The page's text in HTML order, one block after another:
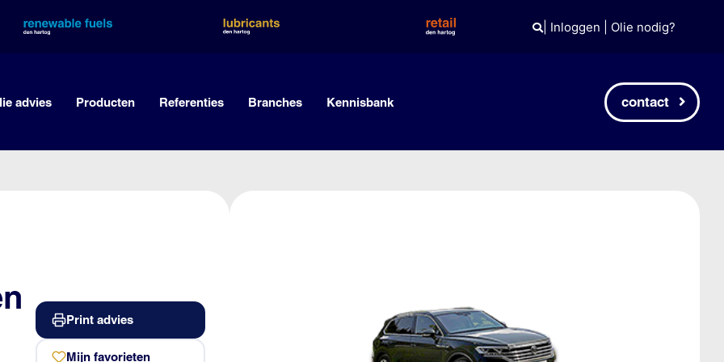
| Inloggen Olie nodig?
advies Producten Referenties Branches Kennisbank contact
Print advies
Mijn favorieten